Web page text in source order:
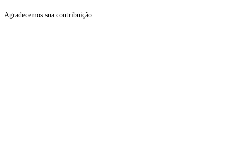
Agradecemos sua contribuição.